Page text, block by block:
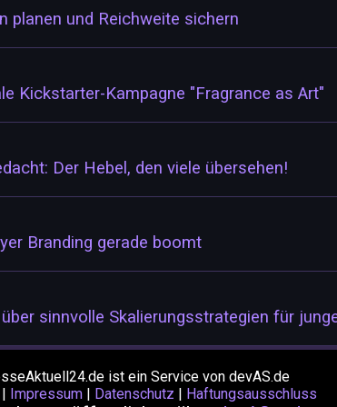
planen und Reichweite sichern
Kickstarter-Kampagne "Fragrance as Art"
Der Hebel, den viele übersehen!
Branding gerade boomt
sinnvolle Skalierungsstrategien für
ist ein Service von devAS.de
| Impressum | Datenschutz | Haftungsausschluss